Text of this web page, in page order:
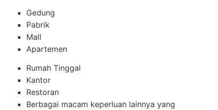
Gedung
Pabrik
Mall
Apartemen
Rumah Tinggal
Kantor
Restoran
Berbagai macam keperluan lainnya yang